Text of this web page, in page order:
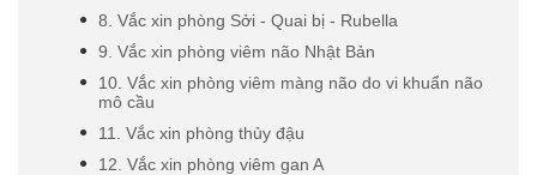
8. Vắc xin phòng Sởi - Quai bị - Rubella
9. Vắc xin phòng viêm não Nhật Bản
10. Vắc xin phòng viêm màng não do vi khuẩn não
mô cầu
11. Vắc xin phòng thủy đậu
12. Vắc xin phòng viêm gan A